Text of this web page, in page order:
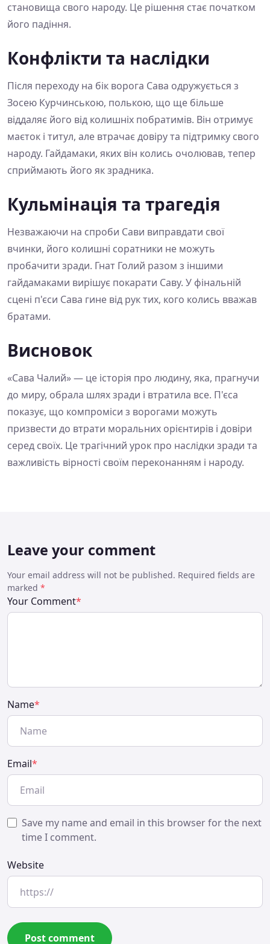
становища свого народу. Це рішення стає початком
його падіння.
Конфлікти та наслідки
Після переходу на бік ворога Сава одружується з
Зосею Курчинською, полькою, що ще більше
віддаляє його від колишніх побратимів. Він отримує
маєток і титул, але втрачає довіру та підтримку свого
народу. Гайдамаки, яких він колись очолював, тепер
сприймають його як зрадника.
Кульмінація та трагедія
Незважаючи на спроби Сави виправдати свої
вчинки, його колишні соратники не можуть
пробачити зради. Гнат Голий разом з іншими
гайдамаками вирішує покарати Саву. У фінальній
сцені п'єси Сава гине від рук тих, кого колись вважав
братами.
Висновок
«Сава Чалий» — це історія про людину, яка, прагнучи
до миру, обрала шлях зради і втратила все. П'єса
показує, що компроміси з ворогами можуть
призвести до втрати моральних орієнтирів і довіри
серед своїх. Це трагічний урок про наслідки зради та
важливість вірності своїм переконанням і народу.
Leave your comment
Your email address will not be published. Required fields are
marked *
Your Comment*
Name*
Email*
Save my name and email in this browser for the next
time I comment.
Website